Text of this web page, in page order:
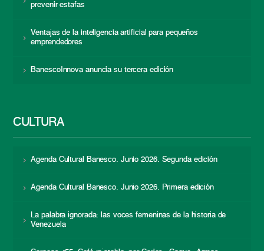
prevenir estafas
Ventajas de la inteligencia artificial para pequeños
emprendedores
BanescoInnova anuncia su tercera edición
CULTURA
Agenda Cultural Banesco. Junio 2026. Segunda edición
Agenda Cultural Banesco. Junio 2026. Primera edición
La palabra ignorada: las voces femeninas de la historia de
Venezuela